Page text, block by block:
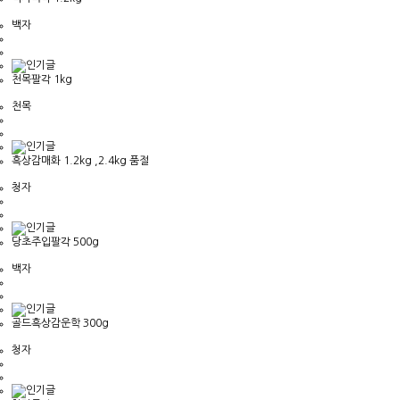
백자
천목팔각 1kg
천목
흑상감매화 1.2kg ,2.4kg 품절
청자
당초주입팔각 500g
백자
골드흑상감운학 300g
청자